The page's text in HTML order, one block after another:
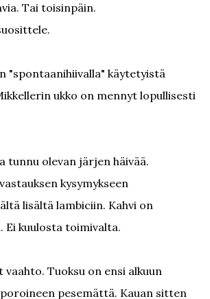
Tai toisinpäin.
"spontaanihiivalla" käytetyistä
ukko on mennyt lopullisesti
tunnu olevan järjen häivää.
kysymykseen
lisältä lambiciin. Kahvi on
Ei kuulosta toimivalta.
Tuoksu on ensi alkuun
pesemättä. Kauan sitten